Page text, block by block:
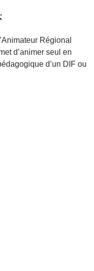
Régional
d’animer seul en
d’un DIF ou